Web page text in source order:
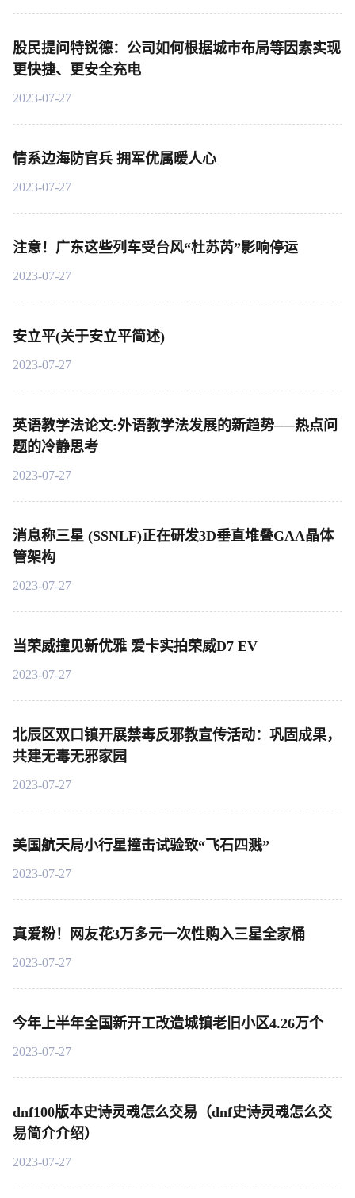
股民提问特锐德：公司如何根据城市布局等因素实现
更快捷、更安全充电
2023-07-27
情系边海防官兵 拥军优属暖人心
2023-07-27
注意！广东这些列车受台风“杜苏芮”影响停运
2023-07-27
安立平(关于安立平简述)
2023-07-27
英语教学法论文:外语教学法发展的新趋势──热点问
题的冷静思考
2023-07-27
消息称三星 (SSNLF)正在研发3D垂直堆叠GAA晶体
管架构
2023-07-27
当荣威撞见新优雅 爱卡实拍荣威D7 EV
2023-07-27
北辰区双口镇开展禁毒反邪教宣传活动：巩固成果，
共建无毒无邪家园
2023-07-27
美国航天局小行星撞击试验致“飞石四溅”
2023-07-27
真爱粉！网友花3万多元一次性购入三星全家桶
2023-07-27
今年上半年全国新开工改造城镇老旧小区4.26万个
2023-07-27
dnf100版本史诗灵魂怎么交易（dnf史诗灵魂怎么交
易简介介绍）
2023-07-27